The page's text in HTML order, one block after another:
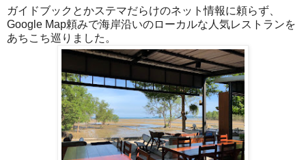
ガイドブックとかステマだらけのネット情報に頼らず、
Google Map頼みで海岸沿いのローカルな人気レストランを
あちこち巡りました。